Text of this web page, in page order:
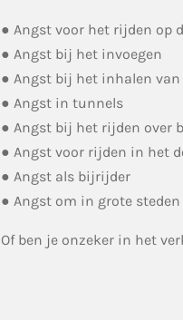
● Angst voor het rijden op
● Angst bij het invoegen
● Angst bij het inhalen
● Angst in tunnels
● Angst bij het rijden over
● Angst voor rijden in het
● Angst als bijrijder
● Angst om in grote
Of ben je onzeker in het